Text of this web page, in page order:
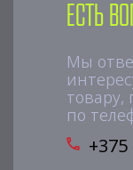
Есть
Мы
товару,
по